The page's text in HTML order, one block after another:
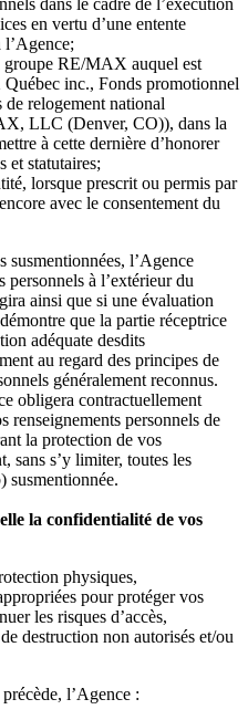
en vertu d’une entente
groupe RE/MAX auquel est
inc., Fonds promotionnel
relogement national
LLC (Denver, CO)), dans la
à cette dernière d’honorer
et statutaires;
lorsque prescrit ou permis par
avec le consentement du
susmentionnées, l’Agence
personnels à l’extérieur du
ainsi que si une évaluation
que la partie réceptrice
adéquate desdits
au regard des principes de
généralement reconnus.
obligera contractuellement
renseignements personnels de
la protection de vos
sans s’y limiter, toutes les
susmentionnée.
la confidentialité de vos
physiques,
pour protéger vos
les risques d’accès,
destruction non autorisés et/ou
l’Agence :